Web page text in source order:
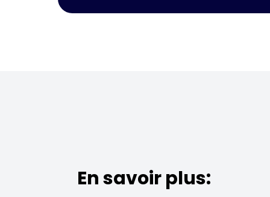
En savoir plus: